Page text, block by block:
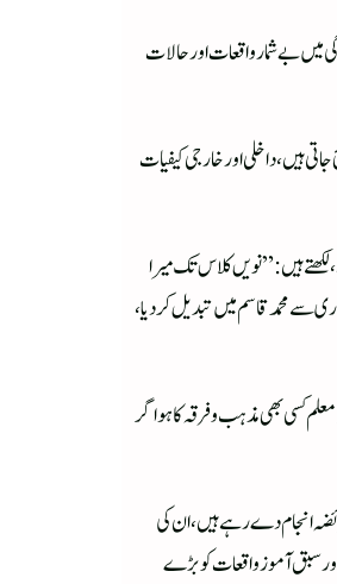
میں بے شمار واقعات اور حالات
ہیں، داخلی اور خارجی کیفیات
لکھتے ہیں:”نویں کلاس تک میرا
سے محمد قاسم میں تبدیل کر دیا،
کسی بھی مذہب وفرقہ کا ہو اگر
انجام دے رہے ہیں، ان کی
سبق آموز واقعات کو بڑے